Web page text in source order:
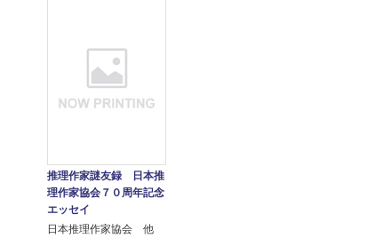
推理作家謎友録 日本推
理作家協会７０周年記念
エッセイ
日本推理作家協会 他